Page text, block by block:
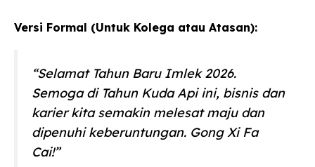
Versi Formal (Untuk Kolega atau Atasan):
“Selamat Tahun Baru Imlek 2026.
Semoga di Tahun Kuda Api ini, bisnis dan
karier kita semakin melesat maju dan
dipenuhi keberuntungan. Gong Xi Fa
Cai!”